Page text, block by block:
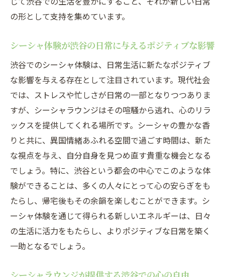
の形として支持を集めています。
シーシャ体験が渋谷の日常に与えるポジティブな影響
渋谷でのシーシャ体験は、日常生活に新たなポジティブ
な影響を与える存在として注目されています。現代社会
では、ストレスや忙しさが日常の一部となりつつありま
すが、シーシャラウンジはその喧騒から逃れ、心のリラ
ックスを提供してくれる場所です。シーシャの豊かな香
りと共に、異国情緒あふれる空間で過ごす時間は、新た
な視点を与え、自分自身を見つめ直す貴重な機会となる
でしょう。特に、渋谷という都会の中心でこのような体
験ができることは、多くの人々にとって心の安らぎをも
たらし、帰宅後もその余韻を楽しむことができます。シ
ーシャ体験を通じて得られる新しいエネルギーは、日々
の生活に活力をもたらし、よりポジティブな日常を築く
一助となるでしょう。